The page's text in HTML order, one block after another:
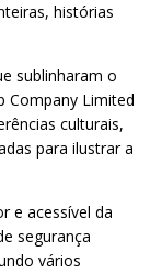
histórias
sublinharam o
Company Limited
culturais,
para ilustrar a
e acessível da
segurança
vários